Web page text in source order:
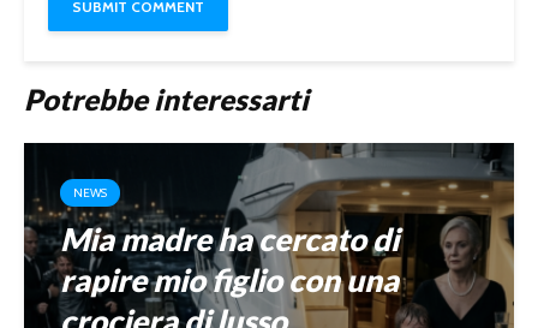
Potrebbe interessarti
NEWS
Mia madre ha cercato di
rapire mio figlio con una